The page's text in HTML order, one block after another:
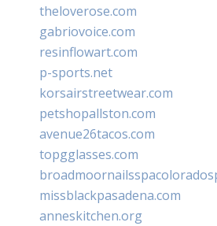
theloverose.com
gabriovoice.com
resinflowart.com
p-sports.net
korsairstreetwear.com
petshopallston.com
avenue26tacos.com
topgglasses.com
missblackpasadena.com
anneskitchen.org